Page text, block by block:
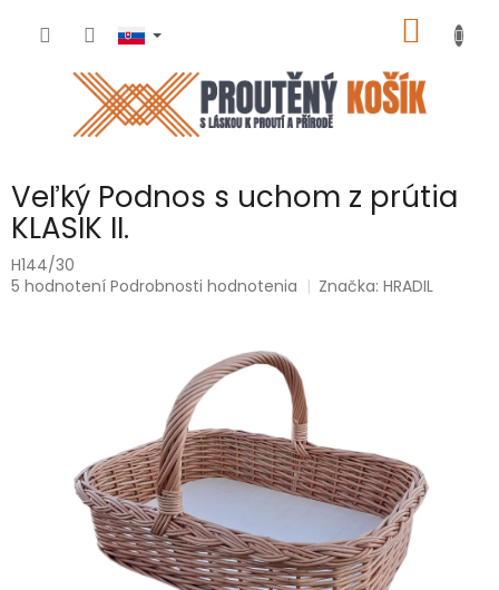
KOŠÍK
Veľký Podnos s uchom z prútia
KLASIK II.
H144/30
Priemerné
5 hodnotení Podrobnosti hodnotenia Značka:HRADIL